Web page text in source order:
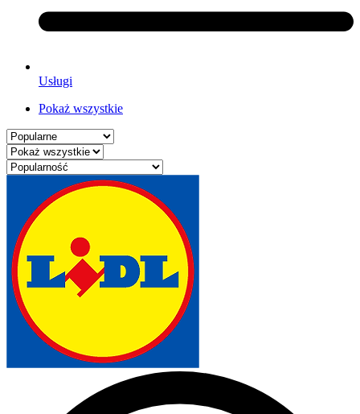
Usługi
Pokaż wszystkie